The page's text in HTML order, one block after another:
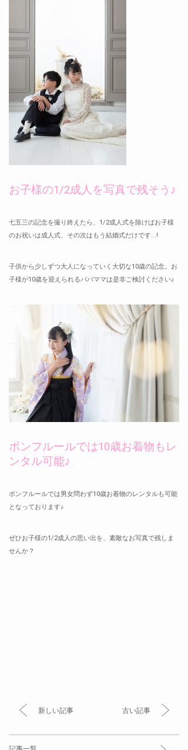
お子様の1/2成人を写真で残そう♪
七五三の記念を撮り終えたら、1/2成人式を除けばお子様
のお祝いは成人式、その次はもう結婚式だけです...!
子供から少しずつ大人になっていく大切な10歳の記念。お
子様が10歳を迎えられるパパママは是非ご検討ください♪
ボンフルールでは10歳お着物もレ
ンタル可能♪
ボンフルールでは男女問わず10歳お着物のレンタルも可能
となっております♪
ぜひお子様の1/2成人の思い出を、素敵なお写真で残しま
せんか？
新しい記事 古い記事